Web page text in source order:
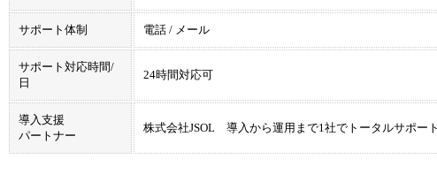
サポート体制 電話 / メール
サポート対応時間/
日
24時間対応可
導入支援
パートナー
株式会社JSOL 導入から運用まで1社でトータルサポート